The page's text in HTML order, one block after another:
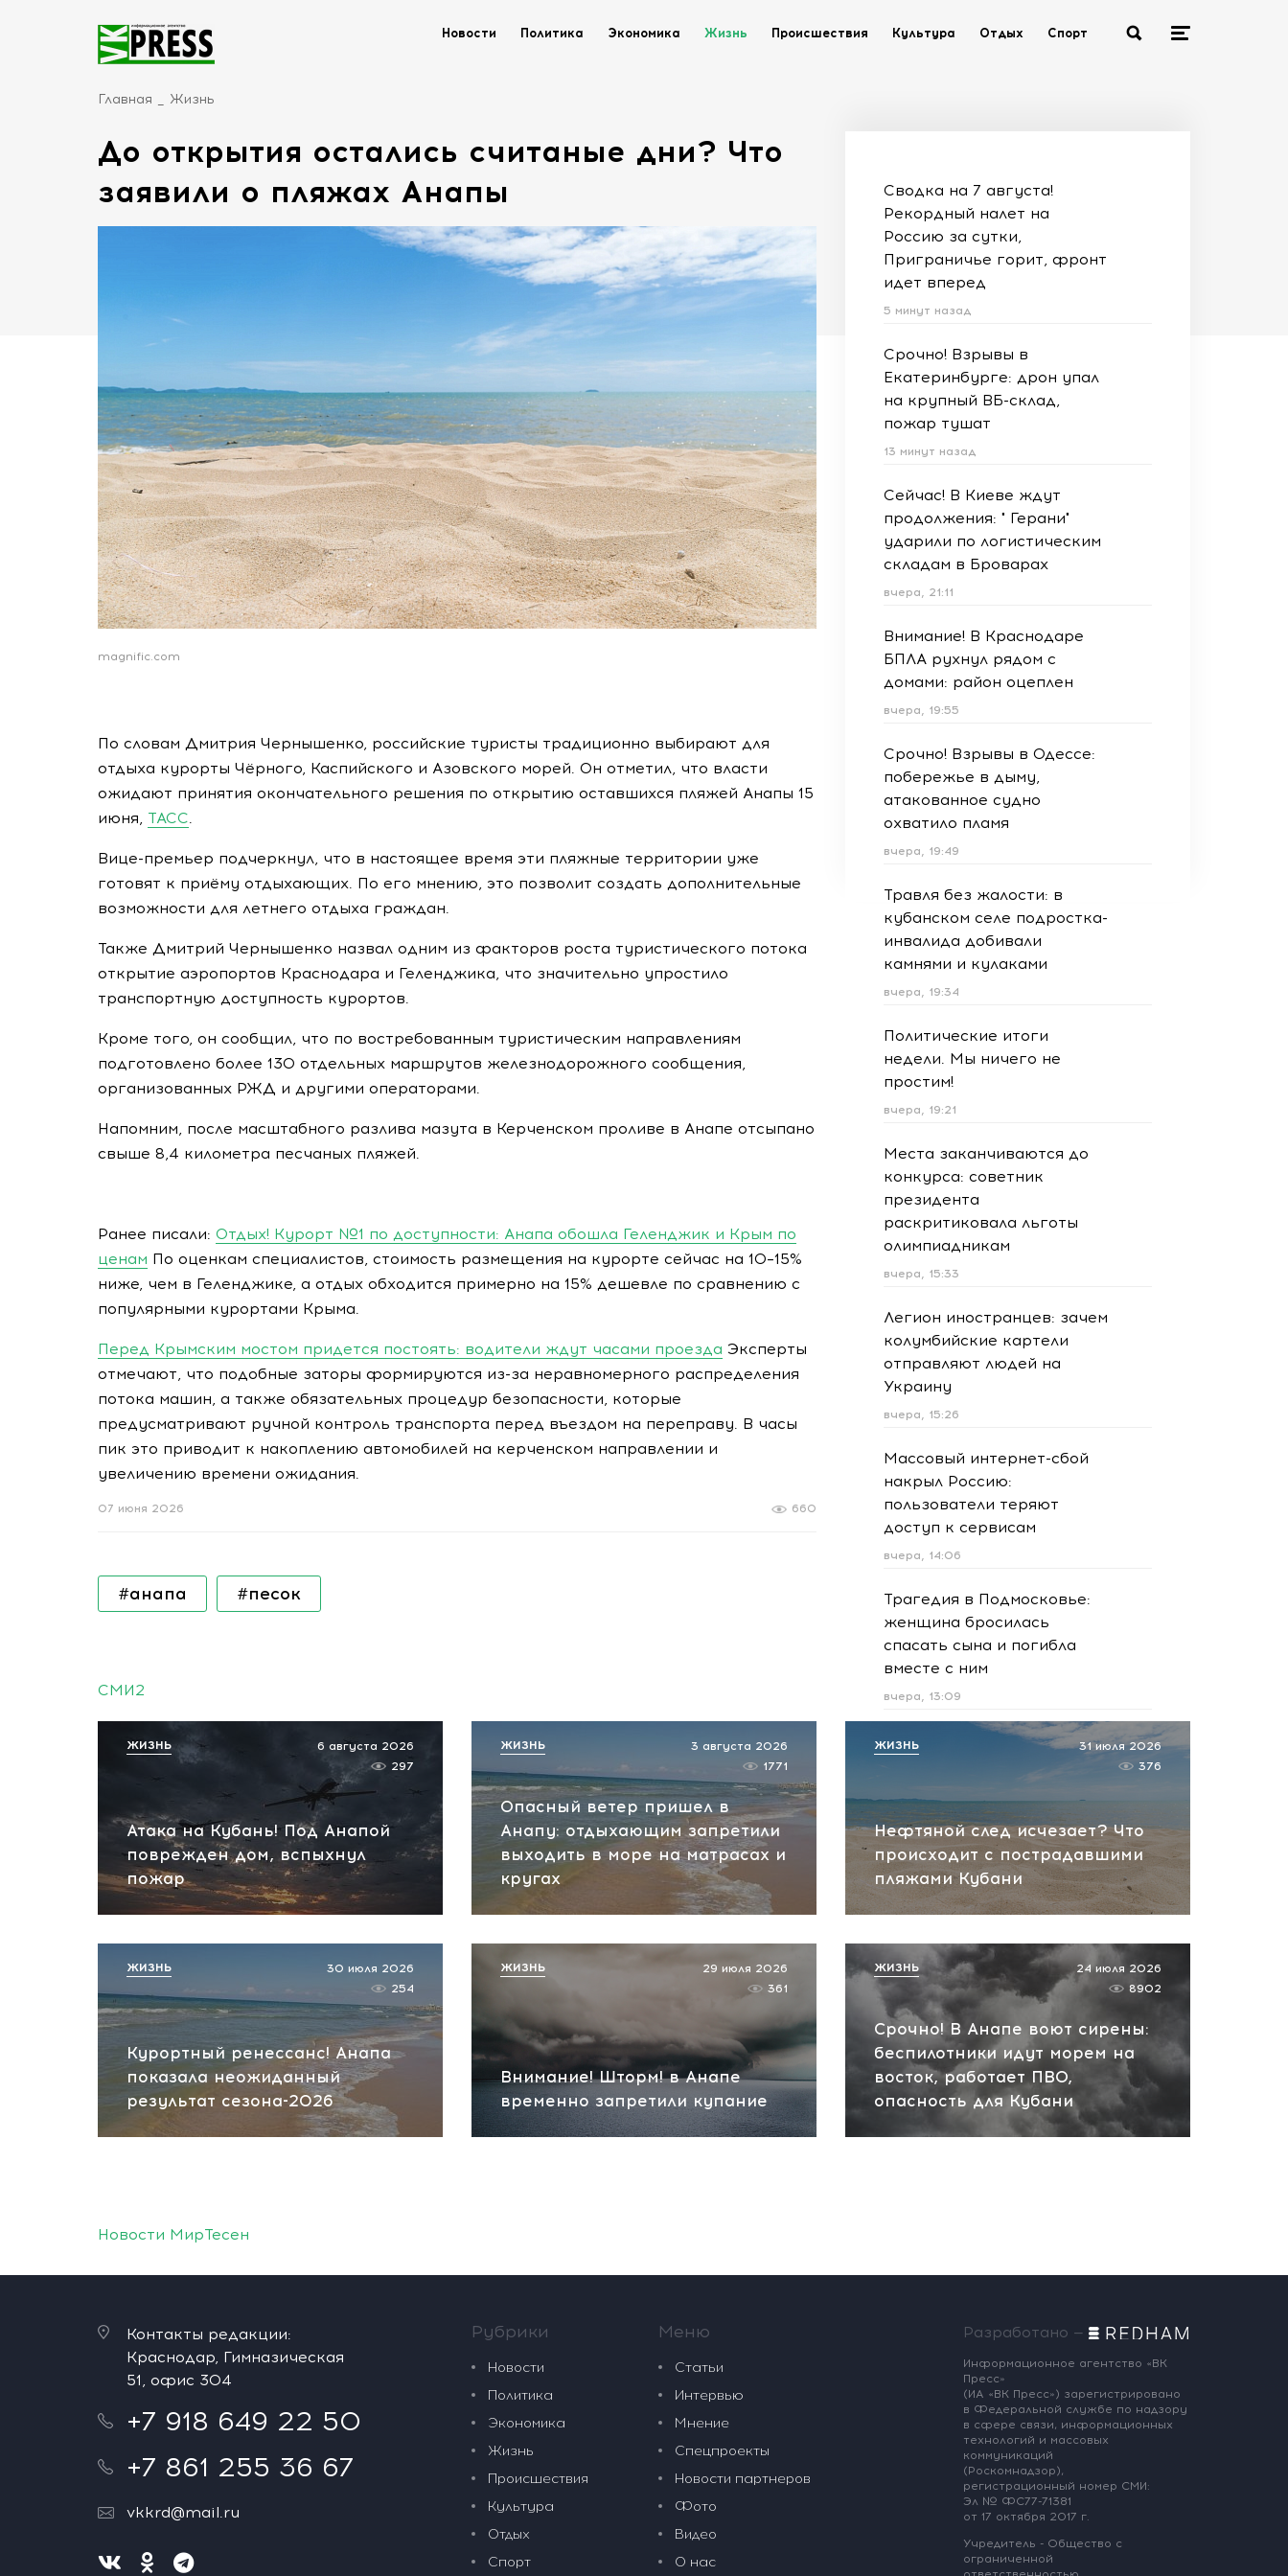
Новости Политика Экономика Жизнь Происшествия Культура Отдых Спорт
Главная Жизнь
До открытия остались считаные дни? Что
заявили о пляжах Анапы
magnific.com
По словам Дмитрия Чернышенко, российские туристы традиционно выбирают для
отдыха курорты Чёрного, Каспийского и Азовского морей. Он отметил, что власти
ожидают принятия окончательного решения по открытию оставшихся пляжей Анапы 15
июня, ТАСС.
Вице-премьер подчеркнул, что в настоящее время эти пляжные территории уже
готовят к приёму отдыхающих. По его мнению, это позволит создать дополнительные
возможности для летнего отдыха граждан.
Также Дмитрий Чернышенко назвал одним из факторов роста туристического потока
открытие аэропортов Краснодара и Геленджика, что значительно упростило
транспортную доступность курортов.
Кроме того, он сообщил, что по востребованным туристическим направлениям
подготовлено более 130 отдельных маршрутов железнодорожного сообщения,
организованных РЖД и другими операторами.
Напомним, после масштабного разлива мазута в Керченском проливе в Анапе отсыпано
свыше 8,4 километра песчаных пляжей.
Ранее писали: Отдых! Курорт №1 по доступности: Анапа обошла Геленджик и Крым по
ценам По оценкам специалистов, стоимость размещения на курорте сейчас на 10–15%
ниже, чем в Геленджике, а отдых обходится примерно на 15% дешевле по сравнению с
популярными курортами Крыма.
Перед Крымским мостом придется постоять: водители ждут часами проезда Эксперты
отмечают, что подобные заторы формируются из-за неравномерного распределения
потока машин, а также обязательных процедур безопасности, которые
предусматривают ручной контроль транспорта перед въездом на переправу. В часы
пик это приводит к накоплению автомобилей на керченском направлении и
увеличению времени ожидания.
660
07 июня 2026
#анапа #песок
Сводка на 7 августа!
Рекордный налет на
Россию за сутки,
Приграничье горит, фронт
идет вперед
5 минут назад
Срочно! Взрывы в
Екатеринбурге: дрон упал
на крупный ВБ-склад,
пожар тушат
13 минут назад
Сейчас! В Киеве ждут
продолжения: " Герани"
ударили по логистическим
складам в Броварах
вчера, 21:11
Внимание! В Краснодаре
БПЛА рухнул рядом с
домами: район оцеплен
вчера, 19:55
Срочно! Взрывы в Одессе:
побережье в дыму,
атакованное судно
охватило пламя
вчера, 19:49
Травля без жалости: в
кубанском селе подростка-
инвалида добивали
камнями и кулаками
вчера, 19:34
Политические итоги
недели. Мы ничего не
простим!
вчера, 19:21
Места заканчиваются до
конкурса: советник
президента
раскритиковала льготы
олимпиадникам
вчера, 15:33
Легион иностранцев: зачем
колумбийские картели
отправляют людей на
Украину
вчера, 15:26
Массовый интернет-сбой
накрыл Россию:
пользователи теряют
доступ к сервисам
вчера, 14:06
Трагедия в Подмосковье:
женщина бросилась
спасать сына и погибла
вместе с ним
вчера, 13:09
Музыка и лето в Абрау-
Дюрсо: завершился
фестиваль Light Weekend
вчера, 12:39
СМИ2
Атака на Кубань! Под Анапой
поврежден дом, вспыхнул
пожар
6 августа 2026
297
ЖИЗНЬ
Опасный ветер пришел в
Анапу: отдыхающим запретили
выходить в море на матрасах и
кругах
3 августа 2026
1771
ЖИЗНЬ
Нефтяной след исчезает? Что
происходит с пострадавшими
пляжами Кубани
31 июля 2026
376
ЖИЗНЬ
Курортный ренессанс! Анапа
показала неожиданный
результат сезона-2026
30 июля 2026
254
ЖИЗНЬ
Внимание! Шторм! в Анапе
временно запретили купание
29 июля 2026
361
ЖИЗНЬ
Срочно! В Анапе воют сирены:
беспилотники идут морем на
восток, работает ПВО,
опасность для Кубани
24 июля 2026
8902
ЖИЗНЬ
Новости МирТесен
Контакты редакции:
Краснодар, Гимназическая
51, офис 304
+7 918 649 22 50
+7 861 255 36 67
vkkrd@mail.ru
Рубрики
Новости
Политика
Экономика
Жизнь
Происшествия
Культура
Отдых
Спорт
Меню
Статьи
Интервью
Мнение
Спецпроекты
Новости партнеров
Фото
Видео
О нас
Разработано —
Информационное агентство «ВК
Пресс»
(ИА «ВК Пресс») зарегистрировано
в Федеральной службе по надзору
в сфере связи, информационных
технологий и массовых
коммуникаций
(Роскомнадзор),
регистрационный номер СМИ:
Эл № ФС77-71381
от 17 октября 2017 г.
Учредитель - Общество с
ограниченной